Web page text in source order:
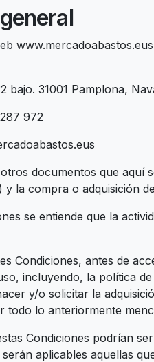
bajo. 31001 Pamplona,
972
documentos que aquí
y la compra o adquisición
se entiende que la
Condiciones, antes de
incluyendo, la política
y/o solicitar la
todo lo anteriormente
Condiciones podrían
aplicables aquellas